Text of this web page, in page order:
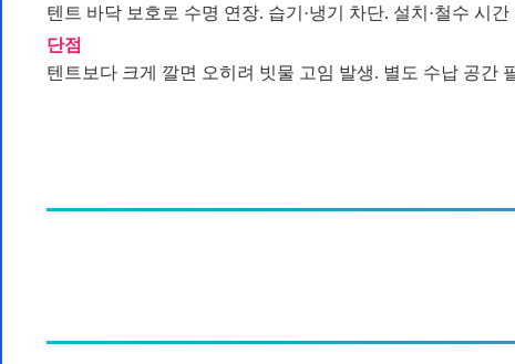
텐트 바닥 보호로 수명 연장. 습기·냉기 차단. 설치·철수 시간
단점
텐트보다 크게 깔면 오히려 빗물 고임 발생. 별도 수납 공간